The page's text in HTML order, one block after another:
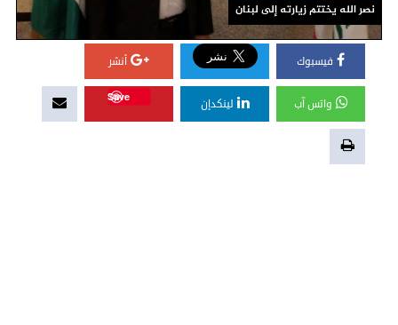
نصر الله يختتم زيارته إلى لبنان
فيسبوك أنشر
واتس آب لينكدإن
Save